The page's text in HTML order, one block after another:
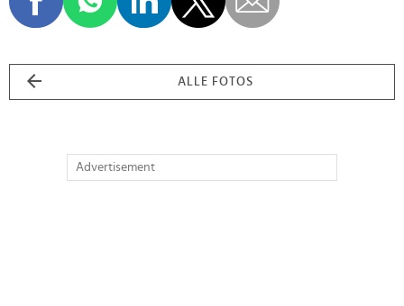
ALLE FOTOS
Advertisement